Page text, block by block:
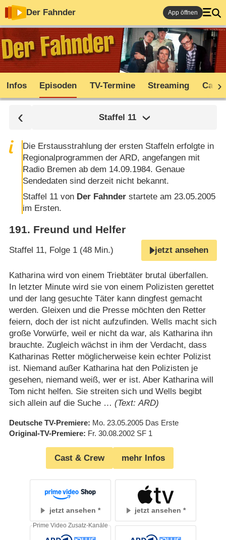
Der Fahnder App öffnen
Infos Episoden TV-Termine Streaming Cast
Staffel 11
Die Erstausstrahlung der ersten Staffeln erfolgte in
Regionalprogrammen der ARD, angefangen mit
Radio Bremen ab dem 14.09.1984. Genaue
Sendedaten sind derzeit nicht bekannt.
Staffel 11 von Der Fahnder startete am 23.05.2005
im Ersten.
191. Freund und Helfer
Staffel 11, Folge 1 (48 Min.) jetzt ansehen
Katharina wird von einem Triebtäter brutal überfallen.
In letzter Minute wird sie von einem Polizisten gerettet
und der lang gesuchte Täter kann dingfest gemacht
werden. Gleixen und die Presse möchten den Retter
feiern, doch der ist nicht aufzufinden. Wells macht sich
große Vorwürfe, weil er nicht da war, als Katharina ihn
brauchte. Zugleich wächst in ihm der Verdacht, dass
Katharinas Retter möglicherweise kein echter Polizist
ist. Niemand außer Katharina hat den Polizisten je
gesehen, niemand weiß, wer er ist. Aber Katharina will
Tom nicht helfen. Sie streiten sich und Wells begibt
sich allein auf die Suche … (Text: ARD)
Deutsche TV-Premiere Mo. 23.05.2005 Das Erste
Original-TV-Premiere Fr. 30.08.2002 SF 1
Cast & Crew mehr Infos
jetzt ansehen jetzt ansehen
Prime Video Zusatz-Kanäle